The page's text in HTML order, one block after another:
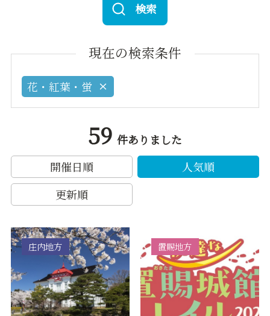
検索
現在の検索条件
花・紅葉・蛍
59 件ありました
開催日順
人気順
更新順
庄内地方 置賜地方